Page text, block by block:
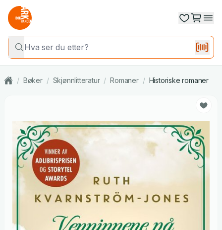
/ Bøker / Skjønnlitteratur / Romaner / Historiske romaner